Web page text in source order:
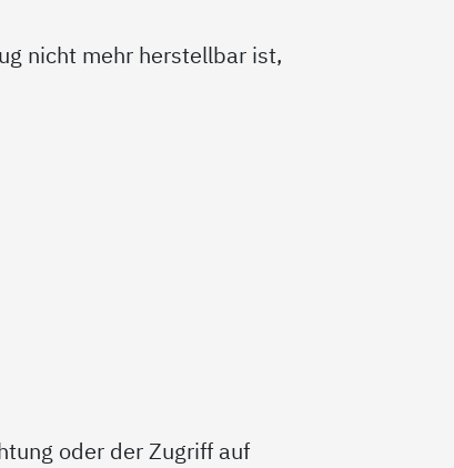
nicht mehr herstellbar ist,
oder der Zugriff auf